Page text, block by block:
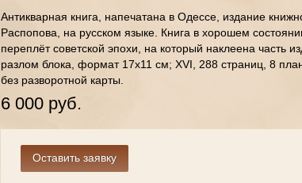
Антикварная книга, напечатана в Одессе, издание
Распопова, на русском языке. Книга в хорошем
переплёт советской эпохи, на который наклеена часть
разлом блока, формат 17х11 см; XVI, 288 страниц, 8
без разворотной карты.
6 000 руб.